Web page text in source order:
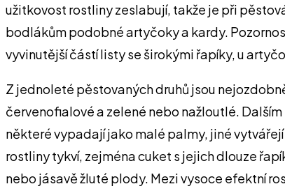
užitkovost rostliny zeslabují, takže je při
bodlákům podobné artyčoky a kardy.
vyvinutější částí listy se širokými řapíky, u
Z jednoleté pěstovaných druhů jsou
červenofialové a zelené nebo nažloutlé.
některé vypadají jako malé palmy, jiné
rostliny tykví, zejména cuket s jejich dlouze
nebo jásavě žluté plody. Mezi vysoce efektní